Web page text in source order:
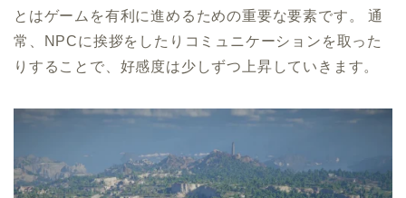
とはゲームを有利に進めるための重要な要素です。 通
常、NPCに挨拶をしたりコミュニケーションを取った
りすることで、好感度は少しずつ上昇していきます。